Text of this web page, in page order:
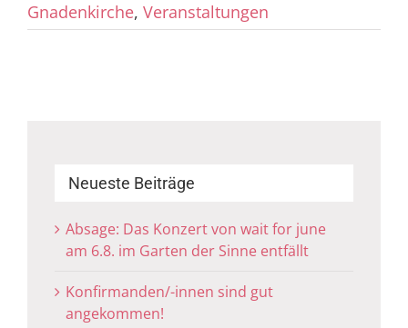
Gnadenkirche, Veranstaltungen
Neueste Beiträge
Absage: Das Konzert von wait for june
am 6.8. im Garten der Sinne entfällt
Konfirmanden/-innen sind gut
angekommen!